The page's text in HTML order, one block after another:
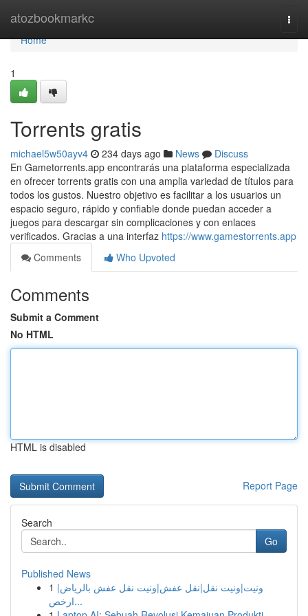
atozbookmarkc
Home
Home
1
Torrents gratis
michael5w50ayv4 234 days ago News
Discuss
En Gametorrents.app encontrarás una plataforma especializada
en ofrecer torrents gratis con una amplia variedad de títulos para
todos los gustos. Nuestro objetivo es facilitar a los usuarios un
espacio seguro, rápido y confiable donde puedan acceder a
juegos para descargar sin complicaciones y con enlaces
verificados. Gracias a una interfaz https://www.gamestorrents.app
Comments
Who Upvoted
Comments
Submit a Comment
No HTML
HTML is disabled
Report Page
Search
Go
Published News
1 ونيت|ونيت نقل|نقل عفش|ونيت نقل عفش بالرياض|
ارخص...